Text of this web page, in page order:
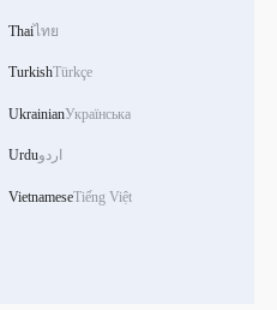
Thaiไทย
TurkishTürkçe
UkrainianУкраїнська
Urduاردو
VietnameseTiếng Việt